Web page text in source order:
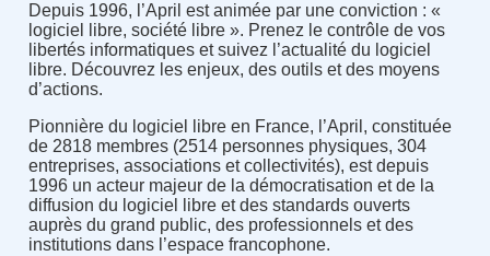
Depuis 1996, l’April est animée par une conviction : «
logiciel libre, société libre ». Prenez le contrôle de vos
libertés informatiques et suivez l’actualité du logiciel
libre. Découvrez les enjeux, des outils et des moyens
d’actions.
Pionnière du logiciel libre en France, l’April, constituée
de 2818 membres (2514 personnes physiques, 304
entreprises, associations et collectivités), est depuis
1996 un acteur majeur de la démocratisation et de la
diffusion du logiciel libre et des standards ouverts
auprès du grand public, des professionnels et des
institutions dans l’espace francophone.